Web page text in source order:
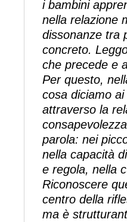
i bambini
nella relazione
dissonanze tra
concreto.
che precede e
Per questo,
cosa diciamo
attraverso la
parola: nei
nella capacità
e regola, nella
Riconoscere
centro della
ma è